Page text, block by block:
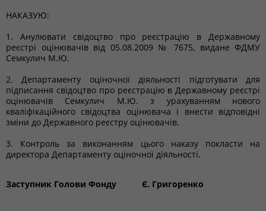
НАКАЗУЮ:
1. Анулювати свідоцтво про реєстрацію в Державному
реєстрі оцінювачів від 05.08.2009 № 7675, видане ФДМУ
Семкулич М.Ю.
2. Департаменту оціночної діяльності підготувати для
підписання свідоцтво про реєстрацію в Державному реєстрі
оцінювачів Семкулич М.Ю. з урахуванням нового
кваліфікаційного свідоцтва оцінювача і внести відповідні
зміни до Державного реєстру оцінювачів.
3. Контроль за виконанням цього наказу покласти на
директора Департаменту оціночної діяльності.
Заступник Голови Фонду Є. Григоренко